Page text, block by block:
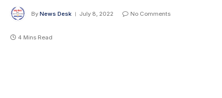
By News Desk July 8, 2022 No Comments
4 Mins Read